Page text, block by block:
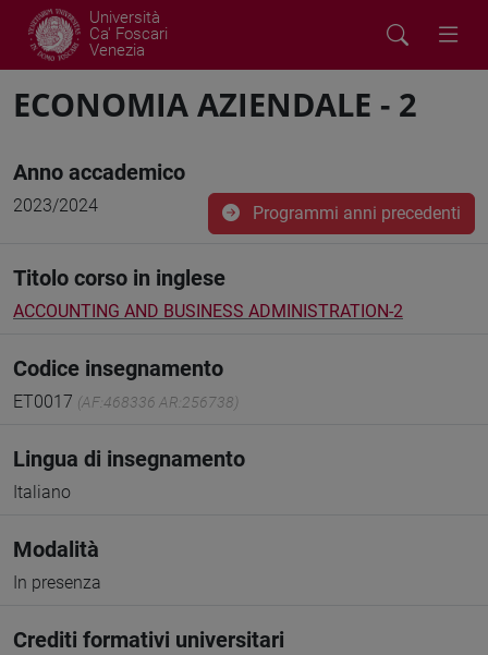
Università
Ca' Foscari
Venezia
ECONOMIA AZIENDALE - 2
Anno accademico
2023/2024 Programmi anni precedenti
Titolo corso in inglese
ACCOUNTING AND BUSINESS ADMINISTRATION-2
Codice insegnamento
ET0017 (AF:468336 AR:256738)
Lingua di insegnamento
Italiano
Modalità
In presenza
Crediti formativi universitari